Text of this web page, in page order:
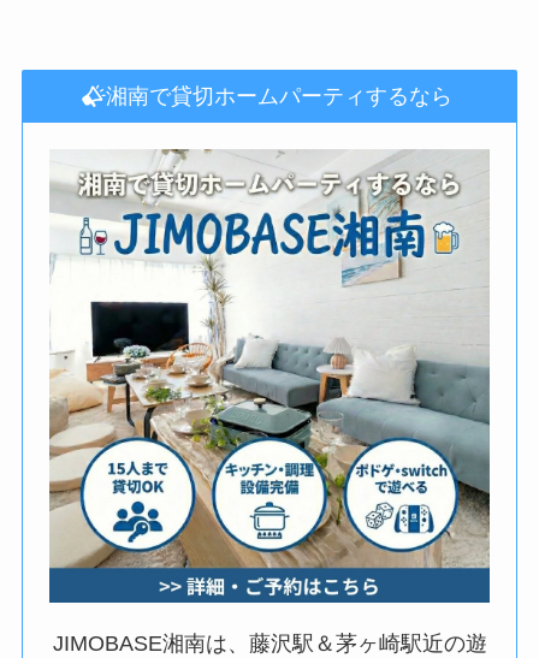
湘南で貸切ホームパーティするなら
JIMOBASE湘南は、藤沢駅＆茅ヶ崎駅近の遊